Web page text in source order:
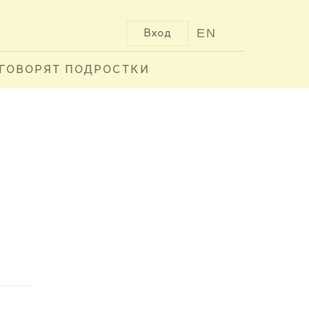
EN
Вход
ПОДРОСТКИ